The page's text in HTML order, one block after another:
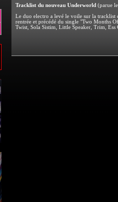
Tracklist du nouveau Underworld (parue
Le duo electro a levé le voile sur la
rentrée et précédé du single "Two Months
Twist, Sola Sistim, Little Speaker, Trim,